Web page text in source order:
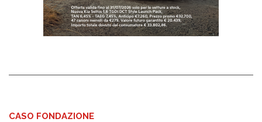
CASO FONDAZIONE